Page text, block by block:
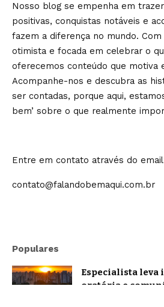
Nosso blog se empenha em
positivas, conquistas notáveis e
fazem a diferença no mundo. Com
otimista e focada em celebrar o
oferecemos conteúdo que motiva
Acompanhe-nos e descubra as
ser contadas, porque aqui,
bem’ sobre o que realmente
Entre em contato através do
contato@falandobemaqui.com.br
Populares
Especialista leva
oratória e